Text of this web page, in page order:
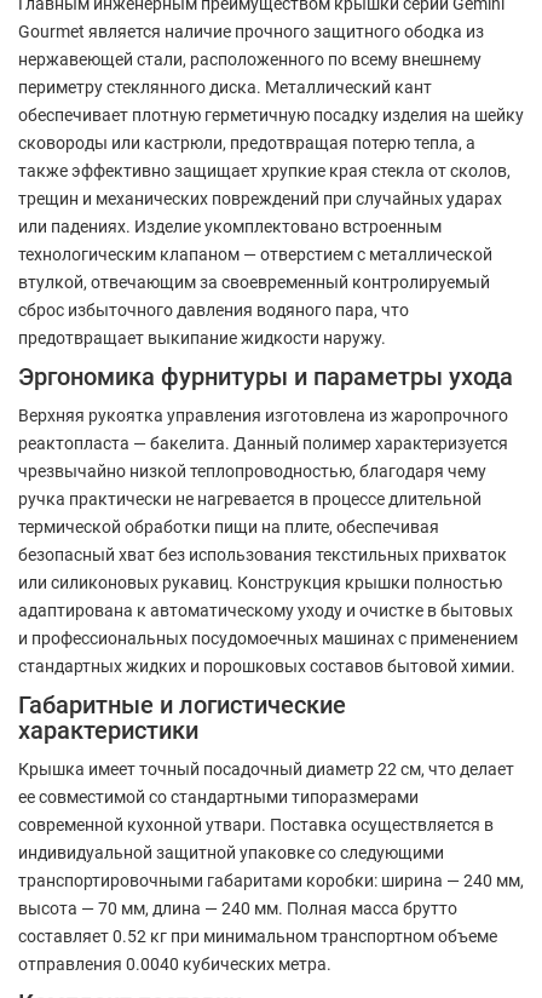
Gourmet является наличие прочного защитного ободка из
нержавеющей стали, расположенного по всему внешнему
периметру стеклянного диска. Металлический кант
обеспечивает плотную герметичную посадку изделия на шейку
сковороды или кастрюли, предотвращая потерю тепла, а
также эффективно защищает хрупкие края стекла от сколов,
трещин и механических повреждений при случайных ударах
или падениях. Изделие укомплектовано встроенным
технологическим клапаном — отверстием с металлической
втулкой, отвечающим за своевременный контролируемый
сброс избыточного давления водяного пара, что
предотвращает выкипание жидкости наружу.
Эргономика фурнитуры и параметры ухода
Верхняя рукоятка управления изготовлена из жаропрочного
реактопласта — бакелита. Данный полимер характеризуется
чрезвычайно низкой теплопроводностью, благодаря чему
ручка практически не нагревается в процессе длительной
термической обработки пищи на плите, обеспечивая
безопасный хват без использования текстильных прихваток
или силиконовых рукавиц. Конструкция крышки полностью
адаптирована к автоматическому уходу и очистке в бытовых
и профессиональных посудомоечных машинах с применением
стандартных жидких и порошковых составов бытовой химии.
Габаритные и логистические
характеристики
Крышка имеет точный посадочный диаметр 22 см, что делает
ее совместимой со стандартными типоразмерами
современной кухонной утвари. Поставка осуществляется в
индивидуальной защитной упаковке со следующими
транспортировочными габаритами коробки: ширина — 240 мм,
высота — 70 мм, длина — 240 мм. Полная масса брутто
составляет 0.52 кг при минимальном транспортном объеме
отправления 0.0040 кубических метра.